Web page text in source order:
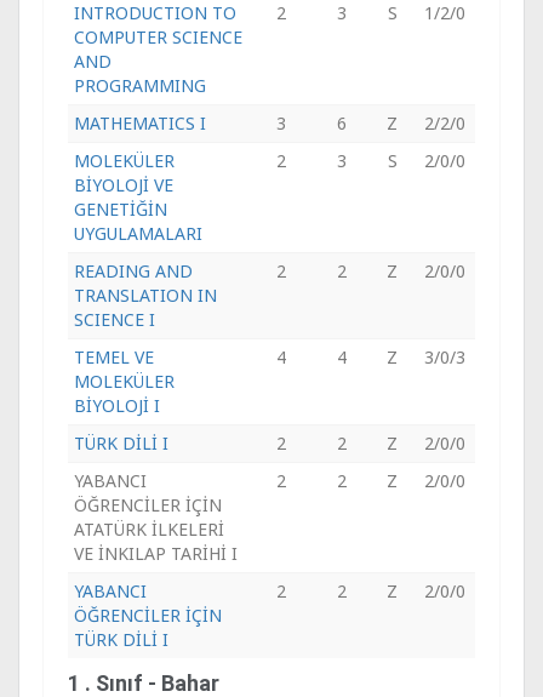
INTRODUCTION TO
COMPUTER SCIENCE
AND
PROGRAMMING
2 3 S 1/2/0
MATHEMATICS I 3 6 Z
2/2/0
MOLEKÜLER
BİYOLOJİ VE
GENETİĞİN
UYGULAMALARI
2 3 S 2/0/0
READING AND
TRANSLATION IN
SCIENCE I
2 2 Z 2/0/0
TEMEL VE
MOLEKÜLER
BİYOLOJİ I
4 4 Z 3/0/3
TÜRK DİLİ I 2 2 Z
2/0/0
YABANCI
ÖĞRENCİLER İÇİN
ATATÜRK İLKELERİ
VE İNKILAP TARİHİ I
2 2 Z 2/0/0
YABANCI
ÖĞRENCİLER İÇİN
TÜRK DİLİ I
2 2 Z 2/0/0
1 . Sınıf - Bahar